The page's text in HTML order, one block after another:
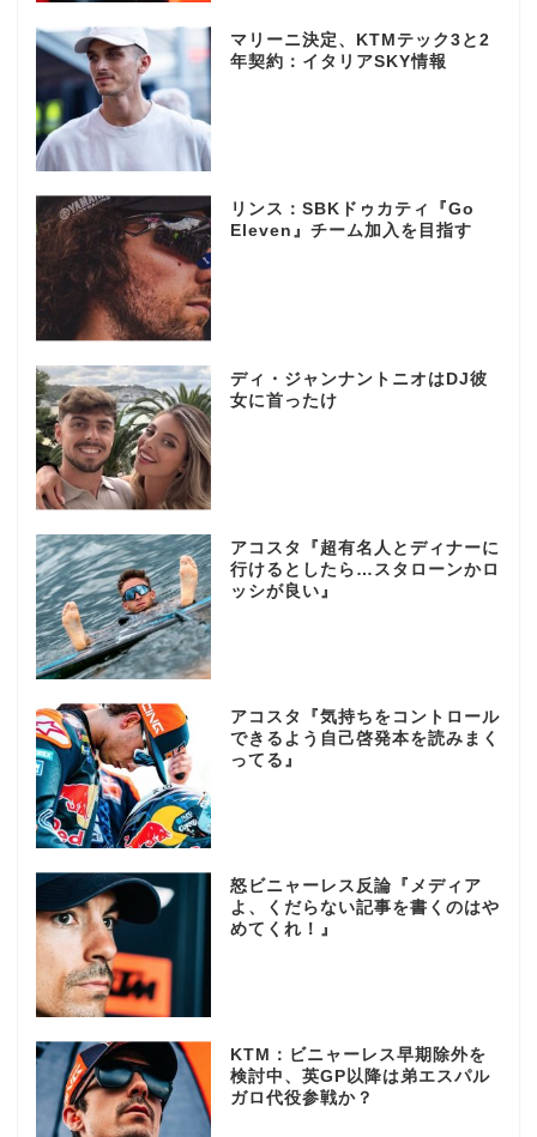
マリーニ決定、KTMテック3と2
年契約：イタリアSKY情報
リンス：SBKドゥカティ『Go
Eleven』チーム加入を目指す
ディ・ジャンナントニオはDJ彼
女に首ったけ
アコスタ『超有名人とディナーに
行けるとしたら…スタローンかロ
ッシが良い』
アコスタ『気持ちをコントロール
できるよう自己啓発本を読みまく
ってる』
怒ビニャーレス反論『メディア
よ、くだらない記事を書くのはや
めてくれ！』
KTM：ビニャーレス早期除外を
検討中、英GP以降は弟エスパル
ガロ代役参戦か？